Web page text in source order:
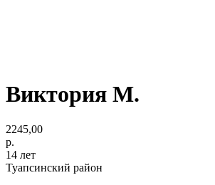
Виктория М.
2245,00
р.
14 лет
Туапсинский район